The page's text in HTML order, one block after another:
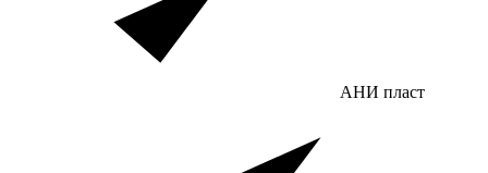
АНИ пласт